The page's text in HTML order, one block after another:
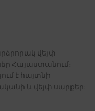
վեյփ
Հայաստանում։
է հայտնի
և վեյփ սարքեր: